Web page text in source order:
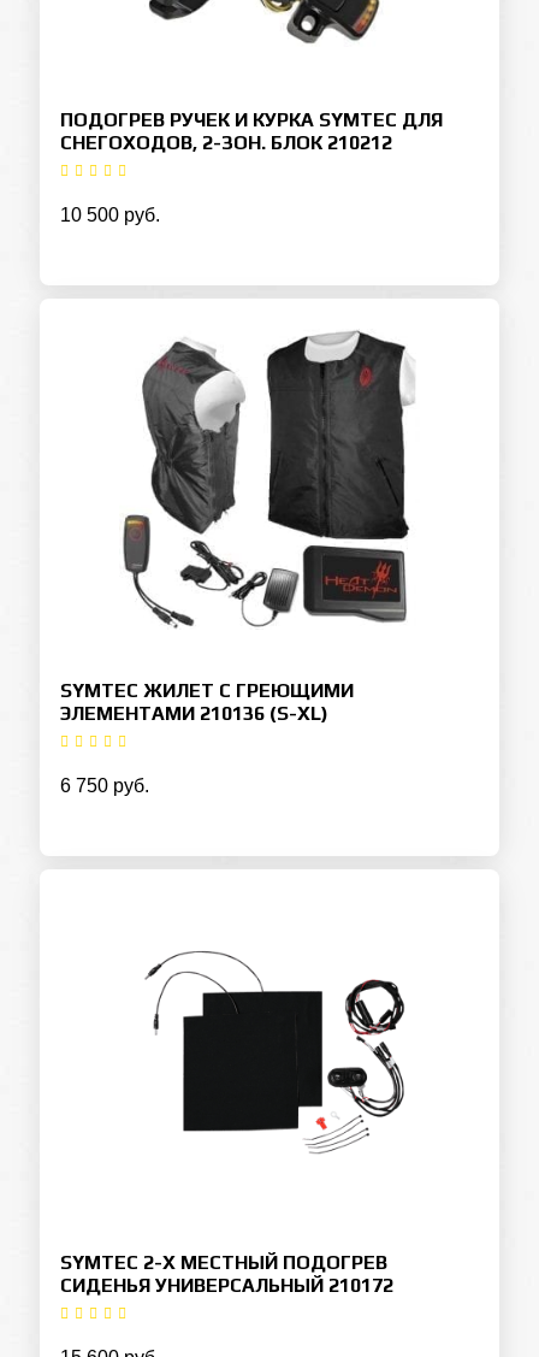
ПОДОГРЕВ РУЧЕК И КУРКА SYMTEC ДЛЯ
СНЕГОХОДОВ, 2-ЗОН. БЛОК 210212
10 500 руб.
SYMTEC ЖИЛЕТ С ГРЕЮЩИМИ
ЭЛЕМЕНТАМИ 210136 (S-XL)
6 750 руб.
SYMTEC 2-Х МЕСТНЫЙ ПОДОГРЕВ
СИДЕНЬЯ УНИВЕРСАЛЬНЫЙ 210172